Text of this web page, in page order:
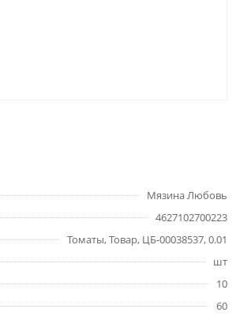
Мязина Любовь
4627102700223
Томаты, Товар, ЦБ-00038537, 0.01
шт
10
60